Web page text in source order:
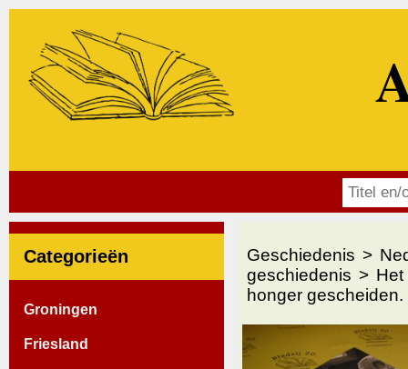
Categorieën
Groningen
Friesland
Geschiedenis
geschiedenis
honger gescheiden.